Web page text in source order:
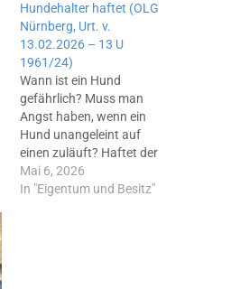
Hundehalter haftet (OLG
Nürnberg, Urt. v.
13.02.2026 – 13 U
1961/24)
Wann ist ein Hund
gefährlich? Muss man
Angst haben, wenn ein
Hund unangeleint auf
einen zuläuft? Haftet der
Hundehalter, wenn sich
jemand auf der Flucht vor
Mai 6, 2026
In "Eigentum und Besitz"